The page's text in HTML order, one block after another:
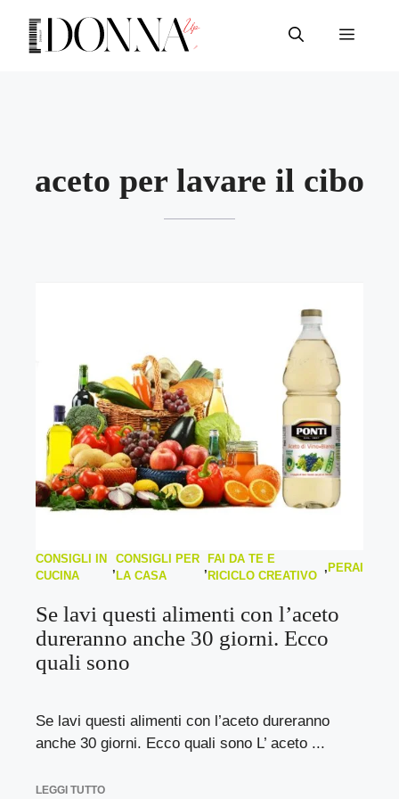
contenuto
Menu
aceto per lavare il cibo
CONSIGLI IN
CUCINA
,
CONSIGLI PER
LA CASA
,
FAI DA TE E
RICICLO CREATIVO
,PERAI
Se lavi questi alimenti con l’aceto
dureranno anche 30 giorni. Ecco
quali sono
Se lavi questi alimenti con l’aceto dureranno
anche 30 giorni. Ecco quali sono L’ aceto ...
LEGGI TUTTO